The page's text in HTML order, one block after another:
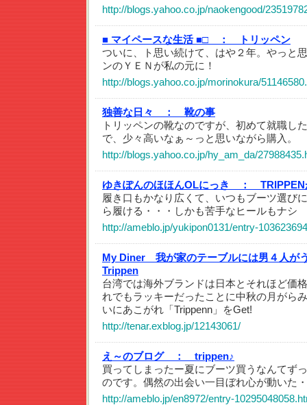
http://blogs.yahoo.co.jp/naokengood/
■ マイペースな生活 ■□ ：
トリッペン
ついに、ト思い続けて、はや２年。やっと
ンのＹＥＮが私の元に！
http://blogs.yahoo.co.jp/morinokura/
独善な日々 ：
靴の事
トリッペンの靴なのですが、初めて就職し
で、少々高いなぁ～っと思いながら購入。
http://blogs.yahoo.co.jp/hy_am_da/
ゆきぽんのほほんOLにっき ：
履き口もかなり広くて、いつもブーツ選び
ら履ける・・・しかも苦手なヒールもナシ
http://ameblo.jp/yukipon0131/entry-
My Diner 我が家のテーブルには男４人が
Trippen
台湾では海外ブランドは日本とそれほど価
れでもラッキーだったことに中秋の月がら
いにあこがれ「Trippenn」をGet!
http://tenar.exblog.jp/12143061/
え～のブログ ：
trippen♪
買ってしまったー夏にブーツ買うなんてず
のです。偶然の出会い一目ぼれ心が動いた
http://ameblo.jp/en8972/entry-